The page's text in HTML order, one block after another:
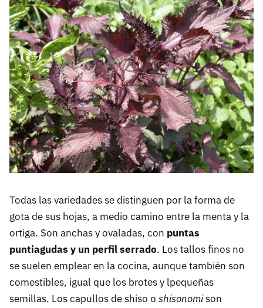
Todas las variedades se distinguen por la forma de
gota de sus hojas, a medio camino entre la menta y la
ortiga. Son anchas y ovaladas, con puntas
puntiagudas y un perfil serrado. Los tallos finos no
se suelen emplear en la cocina, aunque también son
comestibles, igual que los brotes y lpequeñas
semillas. Los capullos de shiso o shisonomison